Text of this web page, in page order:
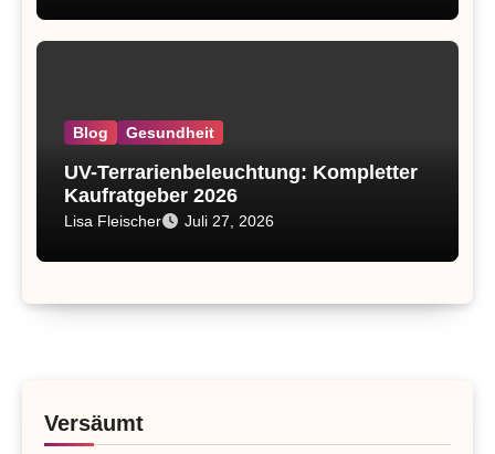
Blog Gesundheit
UV-Terrarienbeleuchtung: Kompletter
Kaufratgeber 2026
Lisa Fleischer Juli 27, 2026
Versäumt